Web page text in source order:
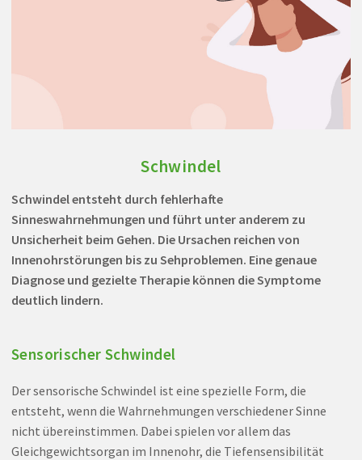
Schwindel
Schwindel entsteht durch fehlerhafte
Sinneswahrnehmungen und führt unter anderem zu
Unsicherheit beim Gehen. Die Ursachen reichen von
Innenohrstörungen bis zu Sehproblemen. Eine genaue
Diagnose und gezielte Therapie können die Symptome
deutlich lindern.
Sensorischer Schwindel
Der sensorische Schwindel ist eine spezielle Form, die
entsteht, wenn die Wahrnehmungen verschiedener Sinne
nicht übereinstimmen. Dabei spielen vor allem das
Gleichgewichtsorgan im Innenohr, die Tiefensensibilität